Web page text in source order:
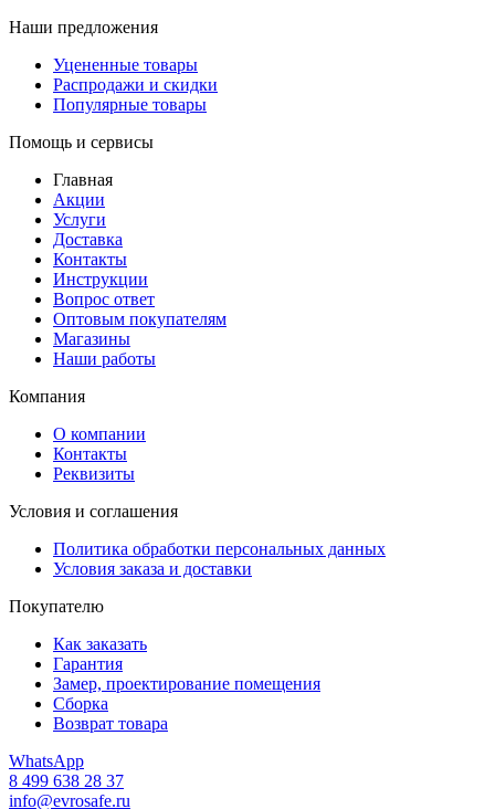
Наши предложения
Уцененные товары
Распродажи и скидки
Популярные товары
Помощь и сервисы
Главная
Акции
Услуги
Доставка
Контакты
Инструкции
Вопрос ответ
Оптовым покупателям
Магазины
Наши работы
Компания
О компании
Контакты
Реквизиты
Условия и соглашения
Политика обработки персональных данных
Условия заказа и доставки
Покупателю
Как заказать
Гарантия
Замер, проектирование помещения
Сборка
Возврат товара
WhatsApp
8 499 638 28 37
info@evrosafe.ru